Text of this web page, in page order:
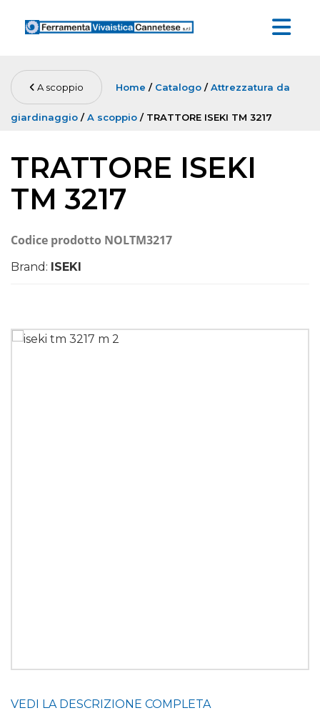
A scoppio Home / Catalogo /Attrezzatura da
giardinaggio /A scoppio / TRATTORE ISEKI TM 3217
TRATTORE ISEKI
TM 3217
Codice prodotto NOLTM3217
Brand: ISEKI
VEDI LA DESCRIZIONE COMPLETA